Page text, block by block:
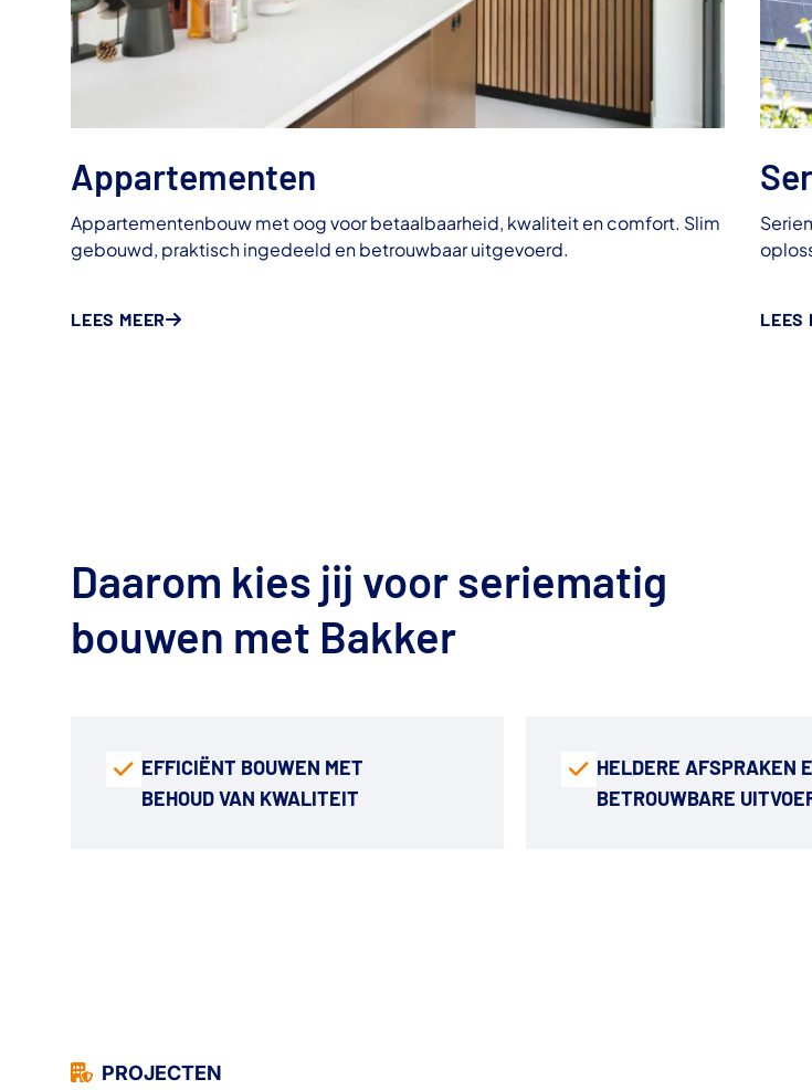
Appartementen
Appartementenbouw met oog voor betaalbaarheid, kwaliteit en comfort. Slim
gebouwd, praktisch ingedeeld en betrouwbaar uitgevoerd.
LEES MEER LEES
Daarom kies jij voor seriematig
bouwen met Bakker
EFFICIËNT BOUWEN MET
BEHOUD VAN KWALITEIT
HELDERE AFSPRAKEN
BETROUWBARE
PROJECTEN